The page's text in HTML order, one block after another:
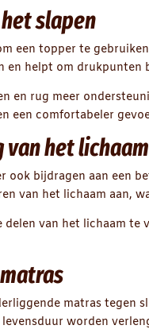
slapen
een topper te
en helpt om drukpunten
en rug meer
een comfortabeler
het lichaam
ook bijdragen aan een
van het lichaam aan,
van het lichaam te
matras tegen
worden